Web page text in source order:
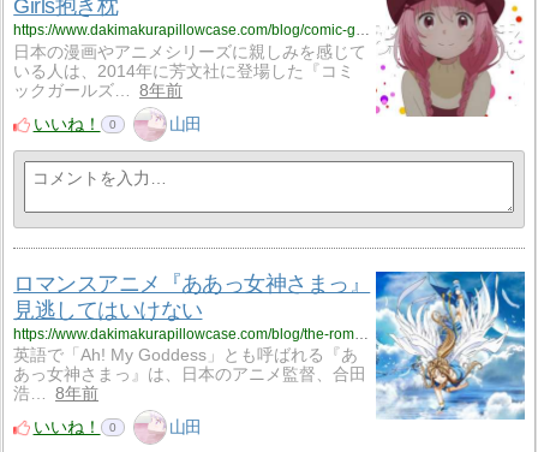
Girls抱き枕
https://www.dakimakurapillowcase.com/blog/comic-girls-japanese-body-pillows-that-you-will-love/
日本の漫画やアニメシリーズに親しみを感じて
いる人は、2014年に芳文社に登場した『コミ
ックガールズ…
8年前
いいね！
0 山田
ロマンスアニメ『ああっ女神さまっ』
見逃してはいけない
英語で「Ah! My Goddess」とも呼ばれる『あ
あっ女神さまっ』は、日本のアニメ監督、合田
浩…
8年前
いいね！
0 山田